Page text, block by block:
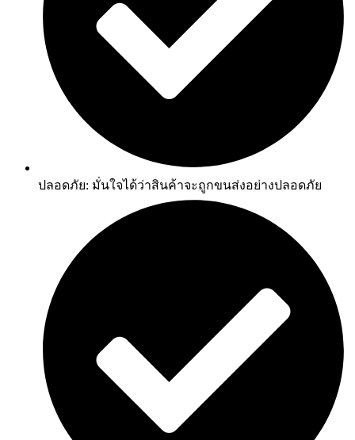
ปลอดภัย: มั่นใจได้ว่าสินค้าจะถูกขนส่งอย่างปลอดภัย